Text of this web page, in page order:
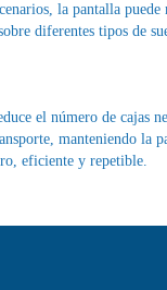
la pantalla puede
diferentes tipos de
el número de cajas
manteniendo la
eficiente y repetible.